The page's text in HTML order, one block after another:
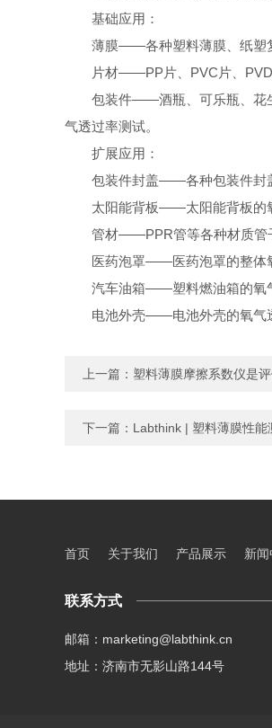
基础应用：
薄膜——各种塑料薄膜、纸塑
片材——PP片、PVC片、
包装件——酒瓶、可乐瓶、花
气透过率测试。
扩展应用：
包装件封盖——各种包装件封
太阳能背板——太阳能背板的
管材——PPR管等各种材质管
医药泡罩——医药泡罩的整体
汽车油箱——塑料燃油箱的氧
电池外壳——电池外壳的氧气
上一篇： 塑料薄膜摩擦系数仪是
下一篇： Labthink | 塑料薄膜性能
首页 关于我们 产品展示 新
联系方式
邮箱：marketing@labthink.cn
地址：济南市无影山路144号